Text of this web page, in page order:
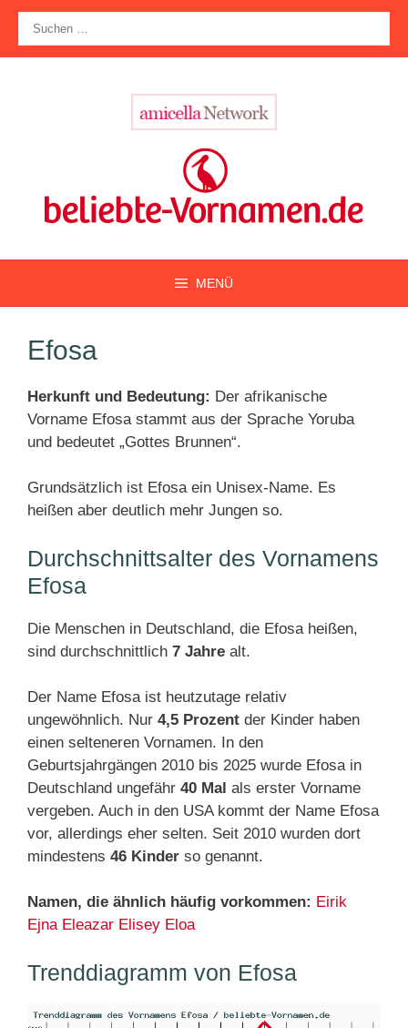
Zum
Inhalt
springen
nach:
MENÜ
Efosa
Herkunft und Bedeutung: Der afrikanische
Vorname Efosa stammt aus der Sprache Yoruba
und bedeutet „Gottes Brunnen“.
Grundsätzlich ist Efosa ein Unisex-Name. Es
heißen aber deutlich mehr Jungen so.
Durchschnittsalter des Vornamens
Efosa
Die Menschen in Deutschland, die Efosa heißen,
sind durchschnittlich 7 Jahre alt.
Der Name Efosa ist heutzutage relativ
ungewöhnlich. Nur 4,5 Prozent der Kinder haben
einen selteneren Vornamen. In den
Geburtsjahrgängen 2010 bis 2025 wurde Efosa in
Deutschland ungefähr 40 Mal als erster Vorname
vergeben. Auch in den USA kommt der Name Efosa
vor, allerdings eher selten. Seit 2010 wurden dort
mindestens 46 Kinder so genannt.
Namen, die ähnlich häufig vorkommen: Eirik
Ejna Eleazar Elisey Eloa
Trenddiagramm von Efosa